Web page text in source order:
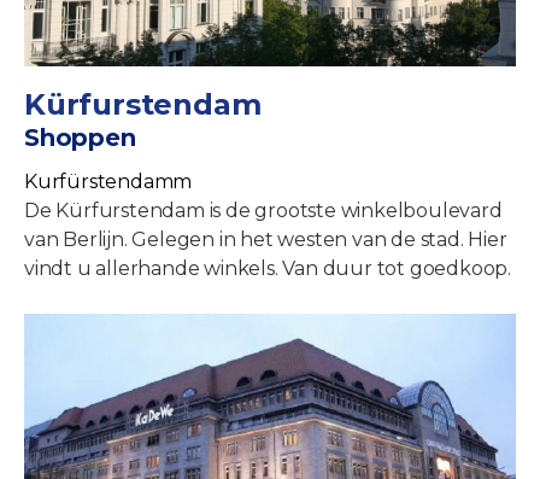
Kürfurstendam
Shoppen
Kurfürstendamm
De Kürfurstendam is de grootste winkelboulevard
van Berlijn. Gelegen in het westen van de stad. Hier
vindt u allerhande winkels. Van duur tot goedkoop.